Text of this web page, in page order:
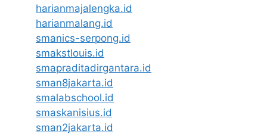
harianmajalengka.id
harianmalang.id
smanics-serpong.id
smakstlouis.id
smapraditadirgantara.id
sman8jakarta.id
smalabschool.id
smaskanisius.id
sman2jakarta.id